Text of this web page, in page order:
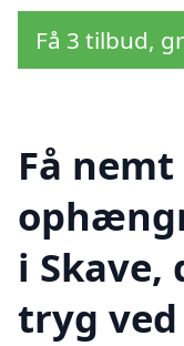
Få 3 tilbud,
Få
i
tryg ved